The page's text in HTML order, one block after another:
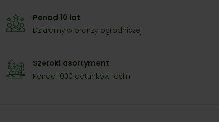
Ponad 10 lat
Działamy w branży ogrodniczej
Szeroki asortyment
Ponad 1000 gatunków roślin